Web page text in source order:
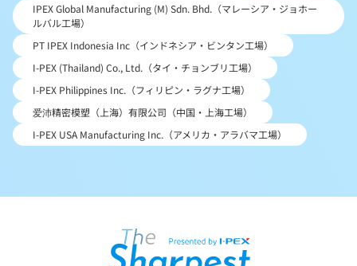
IPEX Global Manufacturing (M) Sdn. Bhd.（マレーシア・ジョホー
ルバル工場）
PT IPEX Indonesia Inc（インドネシア・ビンタン工場）
I-PEX (Thailand) Co., Ltd.（タイ・チョンブリ工場）
I-PEX Philippines Inc.（フィリピン・ラグナ工場）
爱沛精密模塑（上海）有限公司（中国・上海工場）
I-PEX USA Manufacturing Inc.（アメリカ・アラバマ工場）